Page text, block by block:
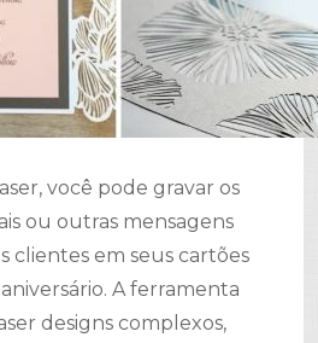
você pode gravar os
ou outras mensagens
clientes em seus cartões
A ferramenta
designs complexos,